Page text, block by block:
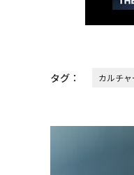
タグ： カルチ